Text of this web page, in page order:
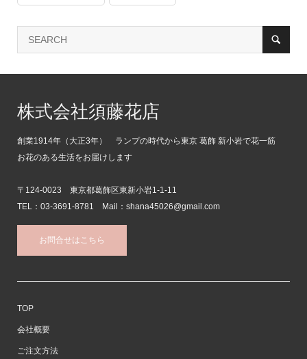
株式会社須藤花店
創業1914年（大正3年） ランプの時代から東京 葛飾 新小岩で花一筋
お花のある生活をお届けします
〒124-0023 東京都葛飾区東新小岩1-1-11
TEL：03-3691-8781 Mail：shana45026@gmail.com
お問合せはこちら
TOP
会社概要
ご注文方法